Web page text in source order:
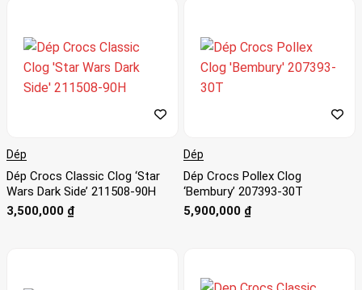
Dép
Dép Crocs Classic Clog ‘Star
Wars Dark Side’ 211508-90H
3,500,000 ₫
Dép
Dép Crocs Pollex Clog
‘Bembury’ 207393-30T
5,900,000 ₫